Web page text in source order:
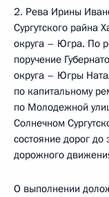
2. Рева Ирины
Сургутского райна
округа – Югра. По
поручение
округа – Югры
по капитальному
по Молодежной
Солнечном
состояние дорог
дорожного
О выполнении